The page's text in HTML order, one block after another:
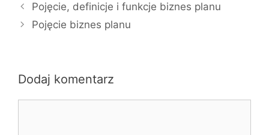
Pojęcie, definicje i funkcje biznes planu
Pojęcie biznes planu
Dodaj komentarz